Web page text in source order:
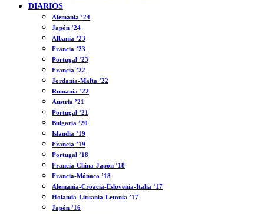
DIARIOS
Alemania ’24
Japón ’24
Albania ’23
Francia ’23
Portugal ’23
Francia ’22
Jordania-Malta ’22
Rumanía ’22
Austria ’21
Portugal ’21
Bulgaria ’20
Islandia ’19
Francia ’19
Portugal ’18
Francia-China-Japón ’18
Francia-Mónaco ’18
Alemania-Croacia-Eslovenia-Italia ’17
Holanda-Lituania-Letonia ’17
Japón ’16